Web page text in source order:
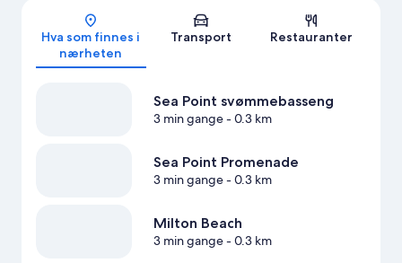
Kart
Hva som finnes i
nærheten
Transport Restauranter
Sea Point svømmebasseng
3 min gange- 0.3 km
Sea Point Promenade
3 min gange- 0.3 km
Milton Beach
3 min gange- 0.3 km